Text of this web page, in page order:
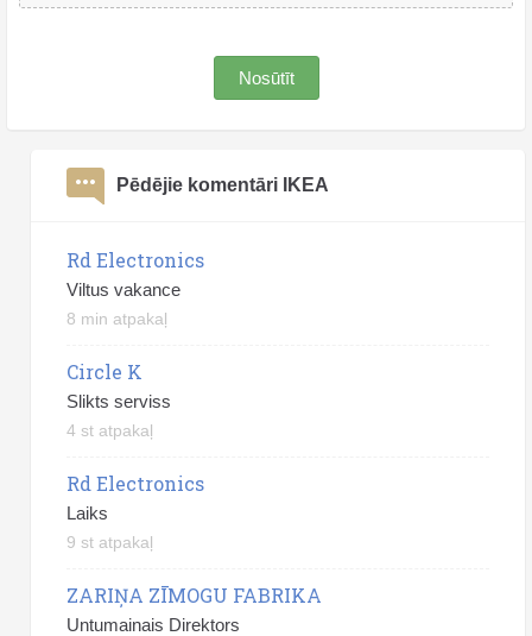
Nosūtīt
Pēdējie komentāri IKEA
Rd Electronics
Viltus vakance
8 min atpakaļ
Circle K
Slikts serviss
4 st atpakaļ
Rd Electronics
Laiks
9 st atpakaļ
ZARIŅA ZĪMOGU FABRIKA
Untumainais Direktors